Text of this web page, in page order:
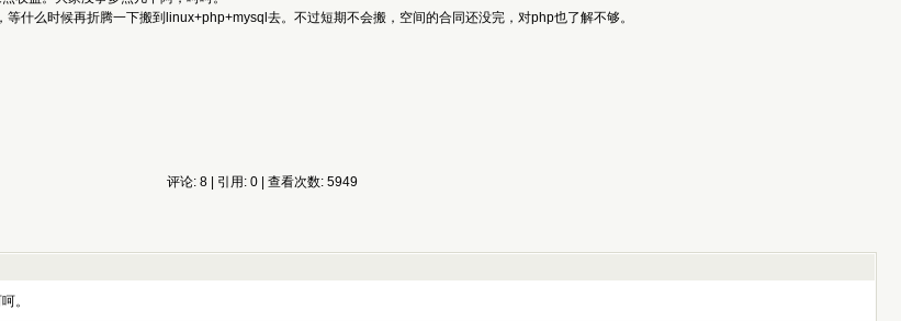
什么时候再折腾一下搬到linux+php+mysql去。不过短期不会搬，空间的合同还没完，对php也了解不够。
评论: 8 | 引用: 0 | 查看次数: 5949
。